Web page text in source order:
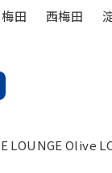
梅田 西梅田
LOUNGE Olive